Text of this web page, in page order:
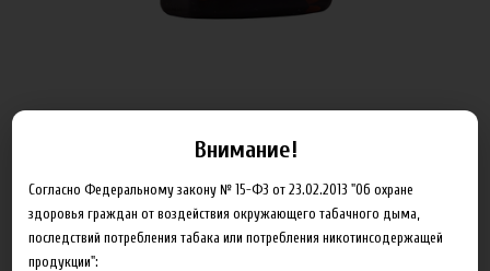
Артикул: x_balance_6_100
Внимание!
Согласно Федеральному закону № 15-ФЗ от 23.02.2013 "Об охране
здоровья граждан от воздействия окружающего табачного дыма,
последствий потребления табака или потребления никотинсодержащей
продукции":